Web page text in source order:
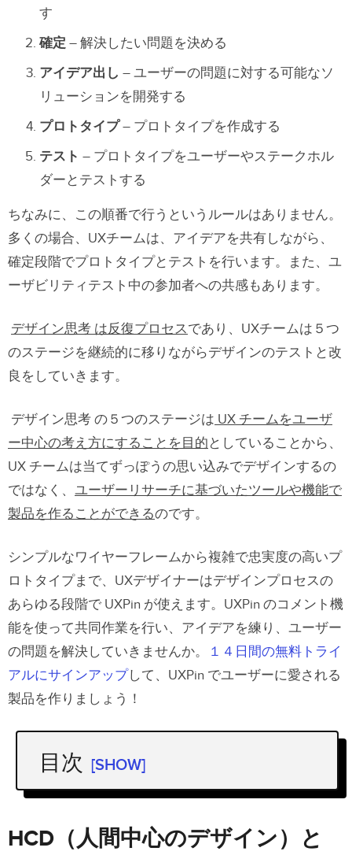
す
確定 – 解決したい問題を決める
アイデア出し – ユーザーの問題に対する可能なソ
リューションを開発する
プロトタイプ– プロトタイプを作成する
テスト – プロトタイプをユーザーやステークホル
ダーとテストする
ちなみに、この順番で行うというルールはありません。
多くの場合、UXチームは、アイデアを共有しながら、
確定段階でプロトタイプとテストを行います。また、ユ
ーザビリティテスト中の参加者への共感もあります。
デザイン思考 は反復プロセスであり、UXチームは５つ
のステージを継続的に移りながらデザインのテストと改
良をしていきます。
デザイン思考 の５つのステージは UX チームをユーザ
ー中心の考え方にすることを目的 としていることから、
UX チームは当てずっぽうの思い込みでデザインするの
ではなく、 ユーザーリサーチに基づいたツールや機能で
製品を作ることができるのです。
シンプルなワイヤーフレームから複雑で忠実度の高いプ
ロトタイプまで、UXデザイナーはデザインプロセスの
あらゆる段階で UXPin が使えます。UXPin のコメント機
能を使って共同作業を行い、アイデアを練り、ユーザー
の問題を解決していきませんか。
１４日間の無料トライ
アルにサインアップして、UXPin でユーザーに愛される
製品を作りましょう！
目次 [SHOW]
HCD（人間中心のデザイン）とは
１．共感
HCD（人間中心のデザイン）と